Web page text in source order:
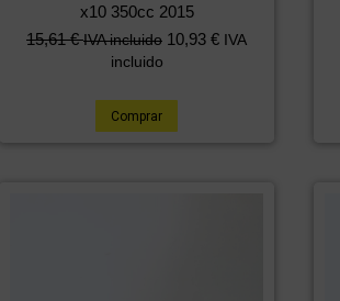
x10 350cc 2015
15,61€ IVA incluido 10,93 € IVA
incluido
Comprar